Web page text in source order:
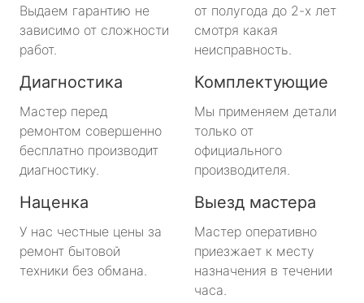
Выдаем гарантию не
зависимо от сложности
работ.
от полугода до 2-х лет
смотря какая
неисправность.
Диагностика
Мастер перед
ремонтом совершенно
бесплатно производит
диагностику.
Комплектующие
Мы применяем детали
только от
официального
производителя.
Наценка
У нас честные цены за
ремонт бытовой
техники без обмана.
Выезд мастера
Мастер оперативно
приезжает к месту
назначения в течении
часа.